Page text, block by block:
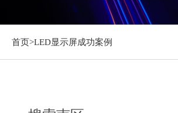
首页>LED显示屏成功案例